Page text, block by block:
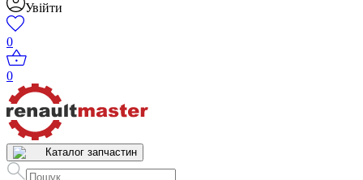
Увійти
0
0
Каталог запчастин